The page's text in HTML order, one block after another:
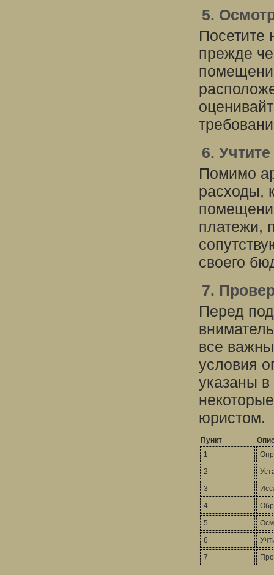
5.
Посетите
прежде
6.
Помимо
расходы,
платежи,
своего
7.
Перед
все
условия
указаны
юристом.
Пункт
1
2
3
4
5
6
7